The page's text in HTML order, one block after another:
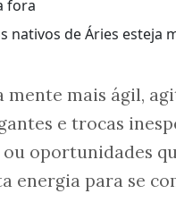
nativos de Áries esteja
mente mais ágil,
e trocas
oportunidades
energia para se